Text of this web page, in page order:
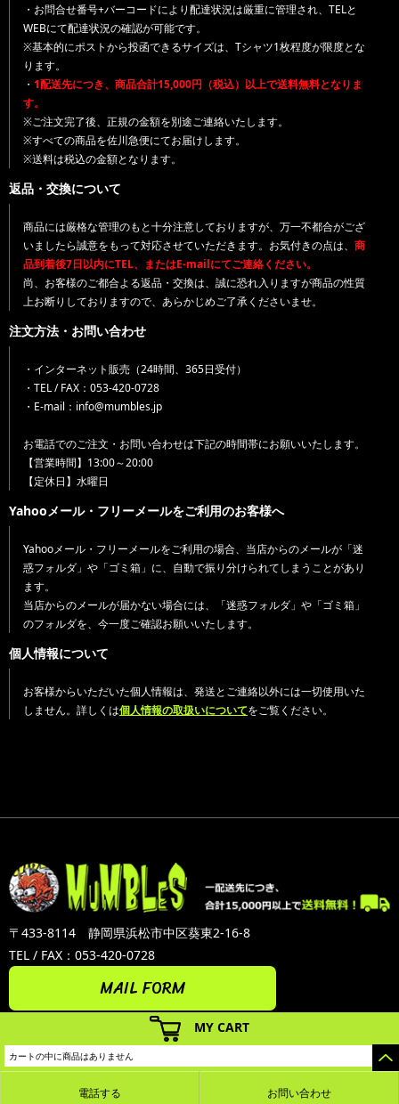
MY CART
カートの中に商品はありません
・お問合せ番号+バーコードにより配達状況は厳重に管理され、TELと
WEBにて配達状況の確認が可能です。
※基本的にポストから投函できるサイズは、Tシャツ1枚程度が限度とな
ります。
・ 1配送先につき、商品合計15,000円（税込）以上で送料無料となりま
す。
※ご注文完了後、正規の金額を別途ご連絡いたします。
※すべての商品を佐川急便にてお届けします。
※送料は税込の金額となります。
返品・交換について
商品には厳格な管理のもと十分注意しておりますが、万一不都合がござ
いましたら誠意をもって対応させていただきます。お気付きの点は、 商
品到着後7日以内にTEL、またはE-mailにてご連絡ください。
尚、お客様のご都合よる返品・交換は、誠に恐れ入りますが商品の性質
上お断りしておりますので、あらかじめご了承くださいませ。
注文方法・お問い合わせ
・インターネット販売（24時間、365日受付）
・TEL / FAX：053-420-0728
・E-mail：info@mumbles.jp
お電話でのご注文・お問い合わせは下記の時間帯にお願いいたします。
【営業時間】13:00～20:00
【定休日】水曜日
Yahooメール・フリーメールをご利用のお客様へ
Yahooメール・フリーメールをご利用の場合、当店からのメールが「迷
惑フォルダ」や「ゴミ箱」に、自動で振り分けられてしまうことがあり
ます。
当店からのメールが届かない場合には、「迷惑フォルダ」や「ゴミ箱」
のフォルダを、今一度ご確認お願いいたします。
個人情報について
お客様からいただいた個人情報は、発送とご連絡以外には一切使用いた
しません。詳しくは個人情報の取扱いについてをご覧ください。
〒433-8114 静岡県浜松市中区葵東2-16-8
TEL / FAX：053-420-0728
MAIL FORM
カラーミーショップ Copyright (C) 2005-2026 GMOペパボ株式会社All Rights Reserved.
電話する お問い合わせ